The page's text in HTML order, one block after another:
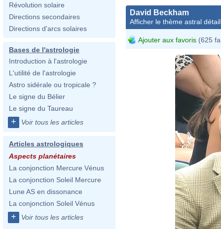
Révolution solaire
Directions secondaires
Directions d'arcs solaires
Bases de l'astrologie
Introduction à l'astrologie
L'utilité de l'astrologie
Astro sidérale ou tropicale ?
Le signe du Bélier
Le signe du Taureau
+ Voir tous les articles
Articles astrologiques
Aspects planétaires
La conjonction Mercure Vénus
La conjonction Soleil Mercure
Lune AS en dissonance
La conjonction Soleil Vénus
+ Voir tous les articles
David Beckham
Afficher le thème astral
Ajouter aux favoris (625